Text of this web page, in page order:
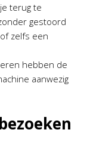
terug te
gestoord
zelfs een
hebben de
aanwezig